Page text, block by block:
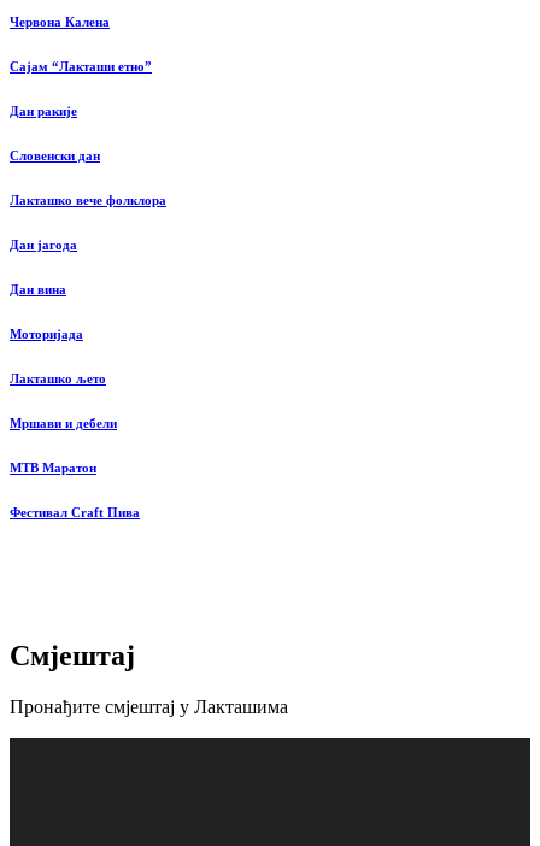
Червона Калена
Сајам “Лакташи етно”
Дан ракије
Словенски дан
Лакташко вече фолклора
Дан јагода
Дан вина
Моторијада
Лакташко љето
Мршави и дебели
MTB Маратон
Фестивал Craft Пива
Смјештај
Пронађите смјештај у Лакташима